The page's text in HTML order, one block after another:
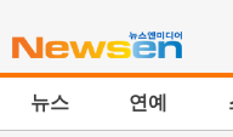
뉴스 연예